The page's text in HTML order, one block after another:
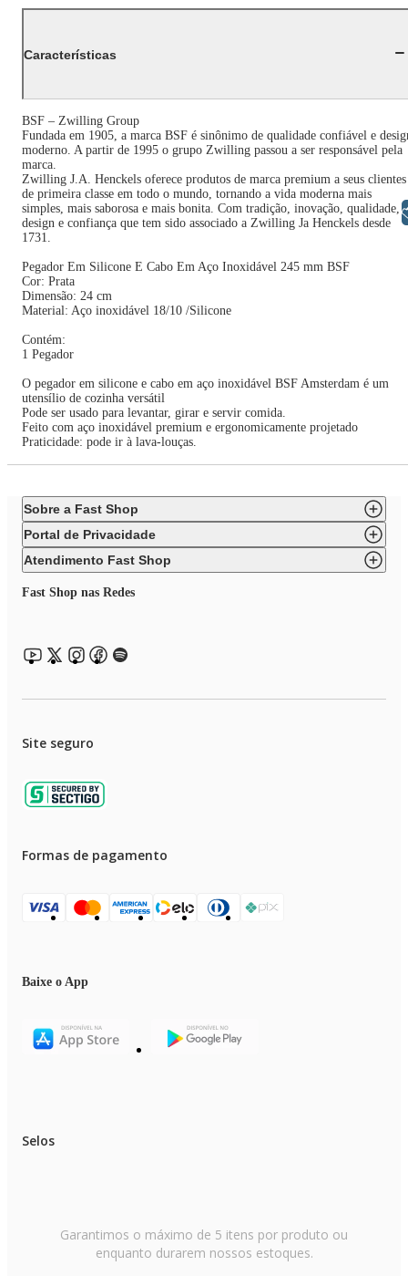
Características
BSF – Zwilling Group
Fundada em 1905, a marca BSF é sinônimo de qualidade confiável e
moderno. A partir de 1995 o grupo Zwilling passou a ser responsável pela
marca.
Zwilling J.A. Henckels oferece produtos de marca premium a seus clientes
de primeira classe em todo o mundo, tornando a vida moderna mais
simples, mais saborosa e mais bonita. Com tradição, inovação, qualidade,
design e confiança que tem sido associado a Zwilling Ja Henckels desde
1731.
Pegador Em Silicone E Cabo Em Aço Inoxidável 245 mm BSF
Cor: Prata
Dimensão: 24 cm
Material: Aço inoxidável 18/10 /Silicone
Contém:
1 Pegador
O pegador em silicone e cabo em aço inoxidável BSF Amsterdam é um
utensílio de cozinha versátil
Pode ser usado para levantar, girar e servir comida.
Feito com aço inoxidável premium e ergonomicamente projetado
Praticidade: pode ir à lava-louças.
Sobre a Fast Shop
Portal de Privacidade
Atendimento Fast Shop
Fast Shop nas Redes
Site seguro
Formas de pagamento
Baixe o App
Selos
Garantimos o máximo de 5 itens por produto ou
enquanto durarem nossos estoques.
Libras